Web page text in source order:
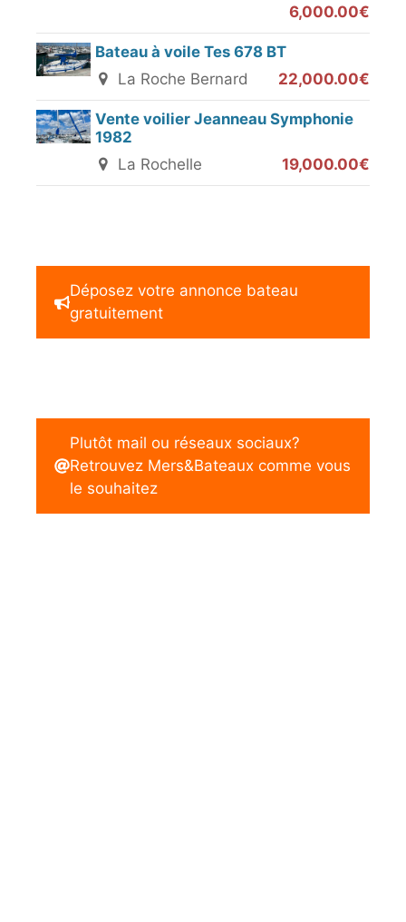
6,000.00€
Bateau à voile Tes 678 BT
La Roche Bernard
22,000.00€
Vente voilier Jeanneau Symphonie
1982
La Rochelle
19,000.00€
Déposez votre annonce bateau
gratuitement
Plutôt mail ou réseaux sociaux?
Retrouvez Mers&Bateaux comme vous
le souhaitez